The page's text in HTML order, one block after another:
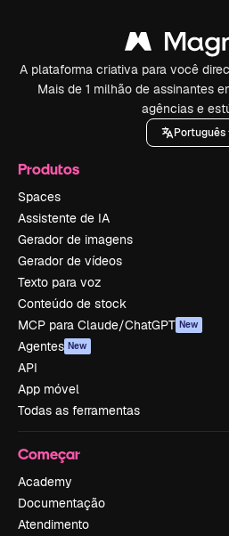
A plataforma criativa para você
Mais de 1 milhão de assinantes
agências e
Português
Produtos
Spaces
Assistente de IA
Gerador de imagens
Gerador de vídeos
Texto para voz
Conteúdo de stock
MCP para Claude/ChatGPT New
Agentes New
API
App móvel
Todas as ferramentas
Começar
Academy
Documentação
Atendimento